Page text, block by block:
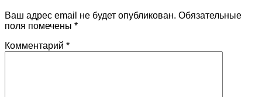
Ваш адрес email не будет опубликован. Обязательные
поля помечены *
Комментарий *